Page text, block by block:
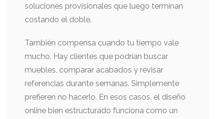
soluciones provisionales que luego terminan
costando el doble.
También compensa cuando tu tiempo vale
mucho. Hay clientes que podrían buscar
muebles, comparar acabados y revisar
referencias durante semanas. Simplemente
prefieren no hacerlo. En esos casos, el diseño
online bien estructurado funciona como un